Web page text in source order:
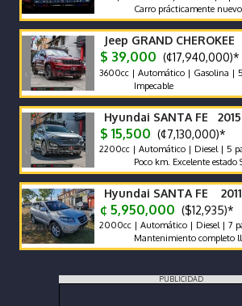
Carro prácticamente nuevo se
Jeep GRAND CHEROKEE
$ 39,000 (¢17,940,000)*
3600cc | Automático | Gasolina | 5
Impecable
Hyundai SANTA FE 2015
$ 15,500 (¢7,130,000)*
2200cc | Automático | Diesel | 5
Poco km. Excelente estado
Hyundai SANTA FE 2011
¢ 5,950,000 ($12,935)*
2000cc | Automático | Diesel | 7
Mantenimiento completo
PUBLICIDAD